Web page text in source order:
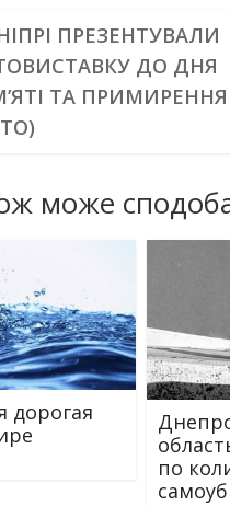
ПРЕЗЕНТУВАЛИ
ДО ДНЯ
ТА ПРИМИРЕННЯ
може
дорогая
по